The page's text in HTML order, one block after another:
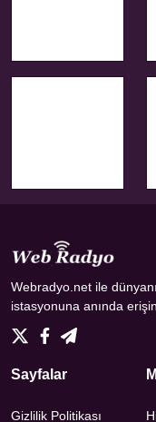
Webradyo.net ile
istasyonuna anında erişin.
Sayfalar
Gizlilik Politikası